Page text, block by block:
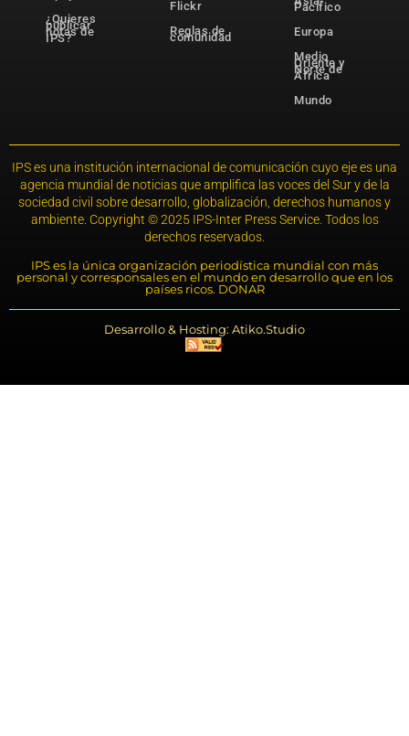
¿Quieres
publicar
notas de
IPS?
Flickr
Reglas de
comunidad
Pacífico
Europa
Medio
Oriente y
Norte de
África
Mundo
IPS es una institución internacional de comunicación cuyo eje es una
agencia mundial de noticias que amplifica las voces del Sur y de la
sociedad civil sobre desarrollo, globalización, derechos humanos y
ambiente. Copyright © 2025 IPS-Inter Press Service. Todos los
derechos reservados.
IPS es la única organización periodística mundial con más
personal y corresponsales en el mundo en desarrollo que en los
países ricos. DONAR
Desarrollo & Hosting: Atiko.Studio